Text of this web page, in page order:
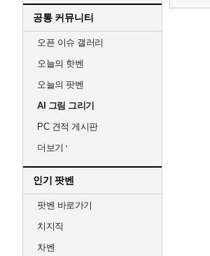
공통 커뮤니티
오픈 이슈 갤러리
오늘의 핫벤
오늘의 팟벤
AI 그림 그리기
PC 견적 게시판
더보기
인기 팟벤
팟벤 바로가기
치지직
차벤